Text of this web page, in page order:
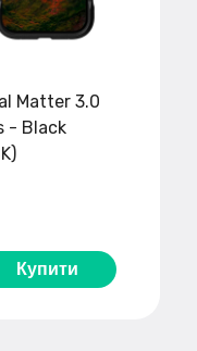
Matter 3.0
- Black
Купити